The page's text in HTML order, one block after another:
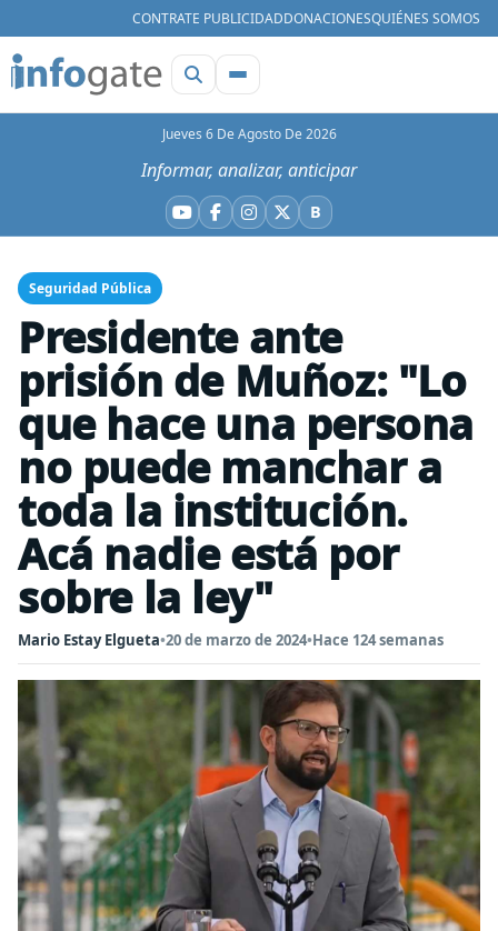
CONTRATE PUBLICIDADDONACIONESQUIÉNES SOMOS
Jueves 6 De Agosto De 2026
Informar, analizar, anticipar
YouTube
Facebook
Instagram
X BBluesky
Seguridad Pública
Presidente ante
prisión de Muñoz: "Lo
que hace una persona
no puede manchar a
toda la institución.
Acá nadie está por
sobre la ley"
Mario Estay Elgueta•20 de marzo de 2024•Hace 124 semanas